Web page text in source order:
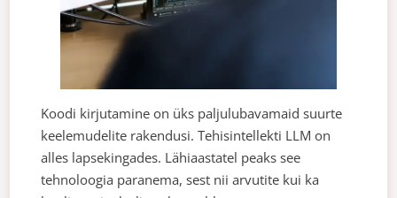
Koodi kirjutamine on üks paljulubavamaid suurte
keelemudelite rakendusi. Tehisintellekti LLM on
alles lapsekingades. Lähiaastatel peaks see
tehnoloogia paranema, sest nii arvutite kui ka